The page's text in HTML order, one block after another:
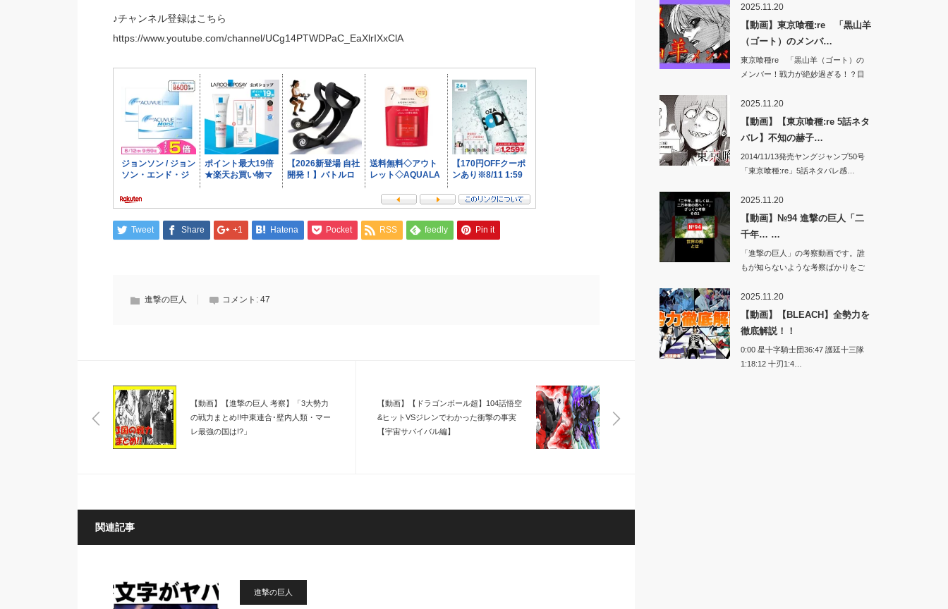
♪チャンネル登録はこちら
https://www.youtube.com/channel/UCg14PTWDPaC_EaXlrIXxClA
Tweet Share +1 Hatena Pocket RSS feedly Pin it
進撃の巨人 コメント: 47
【動画】【進撃の巨人 考察】「3大勢力
の戦力まとめ!!中東連合･壁内人類・マー
レ最強の国は!?」
【動画】【ドラゴンボール超】104話悟空
&ヒットVSジレンでわかった衝撃の事実
【宇宙サバイバル編】
関連記事
進撃の巨人
2025.11.20
【動画】東京喰種:re 「黒山羊
（ゴート）のメンバ…
東京喰種re 「黒山羊（ゴート）の
メンバー！戦力が絶妙過ぎる！？目
2025.11.20
【動画】【東京喰種:re 5話ネタ
バレ】不知の赫子…
2014/11/13発売ヤングジャンプ50号
「東京喰種:re」5話ネタバレ感…
2025.11.20
【動画】№94 進撃の巨人「二
千年… …
「進撃の巨人」の考察動画です。誰
もが知らないような考察ばかりをご
2025.11.20
【動画】【BLEACH】全勢力を
徹底解説！！
0:00 星十字騎士団36:47 護廷十三隊
1:18:12 十刃1:4…